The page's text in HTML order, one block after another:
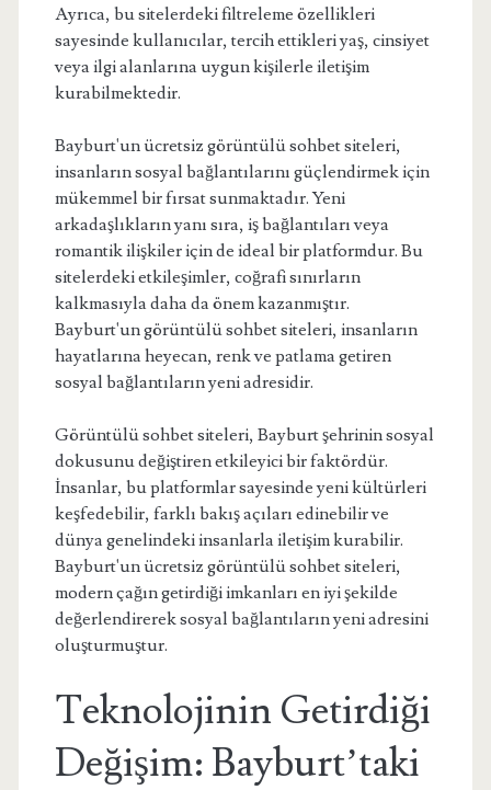
Ayrıca, bu sitelerdeki filtreleme özellikleri
sayesinde kullanıcılar, tercih ettikleri yaş, cinsiyet
veya ilgi alanlarına uygun kişilerle iletişim
kurabilmektedir.
Bayburt'un ücretsiz görüntülü sohbet siteleri,
insanların sosyal bağlantılarını güçlendirmek için
mükemmel bir fırsat sunmaktadır. Yeni
arkadaşlıkların yanı sıra, iş bağlantıları veya
romantik ilişkiler için de ideal bir platformdur. Bu
sitelerdeki etkileşimler, coğrafi sınırların
kalkmasıyla daha da önem kazanmıştır.
Bayburt'un görüntülü sohbet siteleri, insanların
hayatlarına heyecan, renk ve patlama getiren
sosyal bağlantıların yeni adresidir.
Görüntülü sohbet siteleri, Bayburt şehrinin sosyal
dokusunu değiştiren etkileyici bir faktördür.
İnsanlar, bu platformlar sayesinde yeni kültürleri
keşfedebilir, farklı bakış açıları edinebilir ve
dünya genelindeki insanlarla iletişim kurabilir.
Bayburt'un ücretsiz görüntülü sohbet siteleri,
modern çağın getirdiği imkanları en iyi şekilde
değerlendirerek sosyal bağlantıların yeni adresini
oluşturmuştur.
Teknolojinin Getirdiği
Değişim: Bayburt’taki